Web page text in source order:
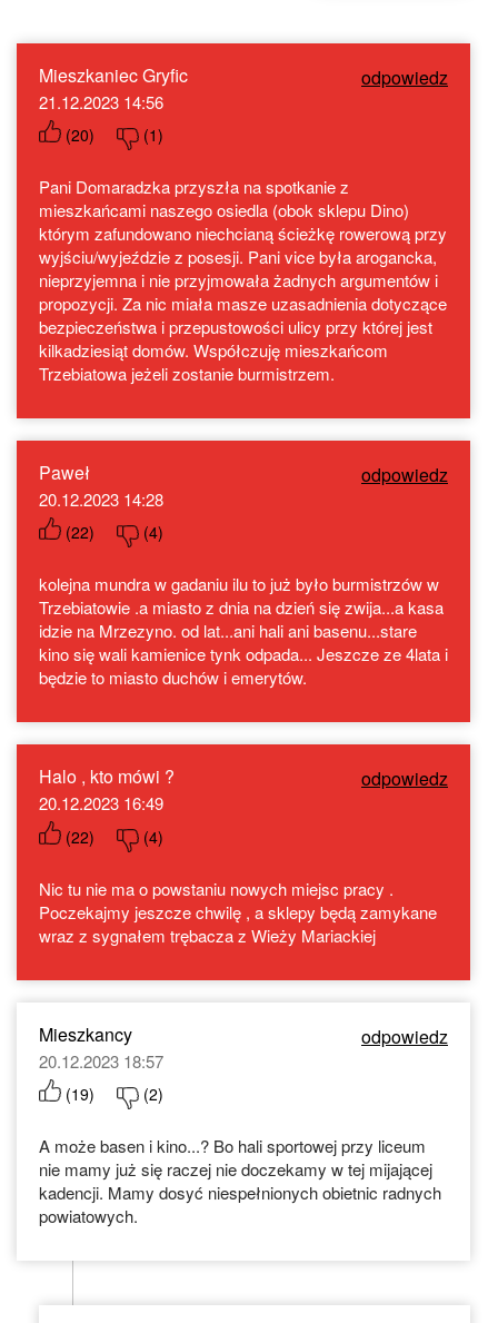
Mieszkaniec Gryfic odpowiedz
21.12.2023 14:56
(20) (1)
Pani Domaradzka przyszła na spotkanie z
mieszkańcami naszego osiedla (obok sklepu Dino)
którym zafundowano niechcianą ścieżkę rowerową przy
wyjściu/wyjeździe z posesji. Pani vice była arogancka,
nieprzyjemna i nie przyjmowała żadnych argumentów i
propozycji. Za nic miała masze uzasadnienia dotyczące
bezpieczeństwa i przepustowości ulicy przy której jest
kilkadziesiąt domów. Współczuję mieszkańcom
Trzebiatowa jeżeli zostanie burmistrzem.
Paweł odpowiedz
20.12.2023 14:28
(22) (4)
kolejna mundra w gadaniu ilu to już było burmistrzów w
Trzebiatowie .a miasto z dnia na dzień się zwija...a kasa
idzie na Mrzezyno. od lat...ani hali ani basenu...stare
kino się wali kamienice tynk odpada... Jeszcze ze 4lata i
będzie to miasto duchów i emerytów.
Halo , kto mówi ? odpowiedz
20.12.2023 16:49
(22) (4)
Nic tu nie ma o powstaniu nowych miejsc pracy .
Poczekajmy jeszcze chwilę , a sklepy będą zamykane
wraz z sygnałem trębacza z Wieży Mariackiej
Mieszkancy odpowiedz
20.12.2023 18:57
(19) (2)
A może basen i kino...? Bo hali sportowej przy liceum
nie mamy już się raczej nie doczekamy w tej mijającej
kadencji. Mamy dosyć niespełnionych obietnic radnych
powiatowych.